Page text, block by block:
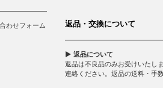
わせフォーム
返品・交換について
▶ 返品について
返品は不良品のみお受けいたし
連絡ください。返品の送料・手